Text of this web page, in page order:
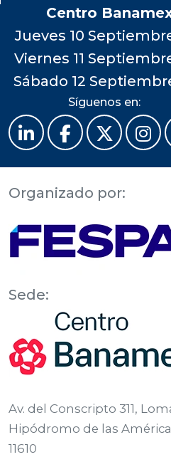
Centro
Jueves 10
Viernes 11
Sábado 12
Síguenos en:
Organizado por:
Sede:
Av. del Conscripto 311,
Hipódromo de las
11610